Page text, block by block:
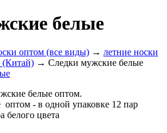
белые
оптом (все виды) → летние носки
→ Следки мужские белые
белые оптом.
- в одной упаковке 12 пар
белого цвета